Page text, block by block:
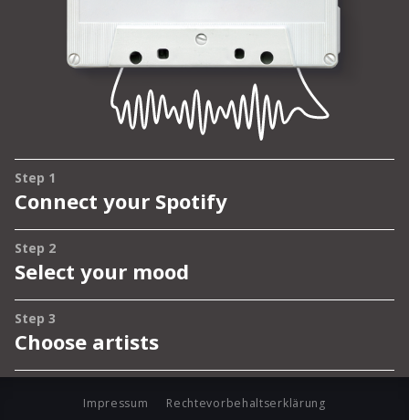
Impressum Rechtevorbehaltserklärung